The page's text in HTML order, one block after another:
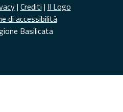
| Crediti | Il Logo
di accessibilità
Basilicata